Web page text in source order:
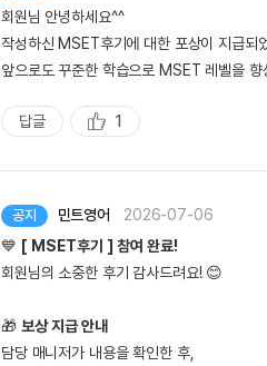
회원님 안녕하세요^^
작성하신 MSET후기에 대한 포상이 지급되
앞으로도 꾸준한 학습으로 MSET 레벨을
답글
추
1
공지 민트영어
2026-07-06
💙 [ MSET후기 ] 참여 완료!
회원님의 소중한 후기 감사드려요! 😊
🎁 보상 지급 안내
담당 매니저가 내용을 확인한 후,